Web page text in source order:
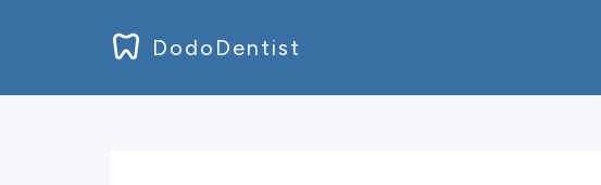
DodoDentist